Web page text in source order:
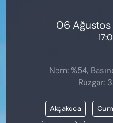
06 Ağustos
Nem: %54,
Rüzgar:
Akçakoca
ÖZEL HABER
SİYASET